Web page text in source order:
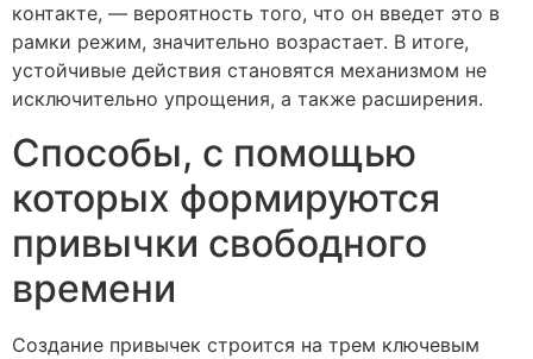
контакте, — вероятность того, что он введет это в
рамки режим, значительно возрастает. В итоге,
устойчивые действия становятся механизмом не
исключительно упрощения, а также расширения.
Способы, с помощью
которых формируются
привычки свободного
времени
Создание привычек строится на трем ключевым